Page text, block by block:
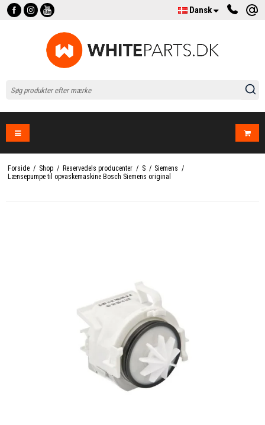
Dansk
Forside / Shop / Reservedels producenter / S / Siemens /
Lænsepumpe til opvaskemaskine Bosch Siemens original